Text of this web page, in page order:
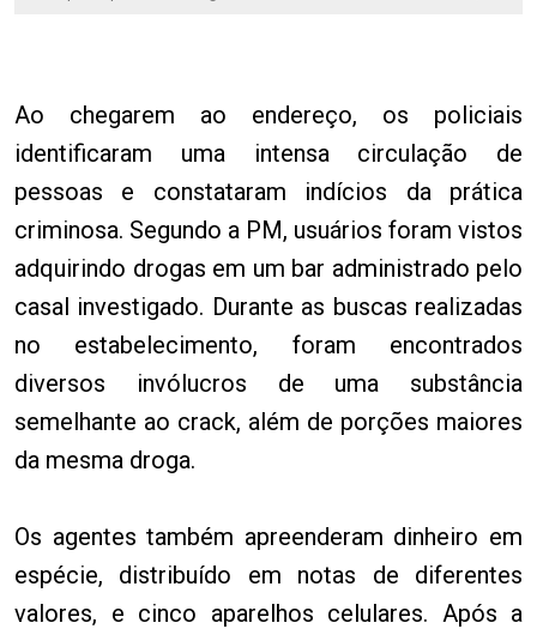
Ao chegarem ao endereço, os policiais
identificaram uma intensa circulação de
pessoas e constataram indícios da prática
criminosa. Segundo a PM, usuários foram vistos
adquirindo drogas em um bar administrado pelo
casal investigado. Durante as buscas realizadas
no estabelecimento, foram encontrados
diversos invólucros de uma substância
semelhante ao crack, além de porções maiores
da mesma droga.
Os agentes também apreenderam dinheiro em
espécie, distribuído em notas de diferentes
valores, e cinco aparelhos celulares. Após a